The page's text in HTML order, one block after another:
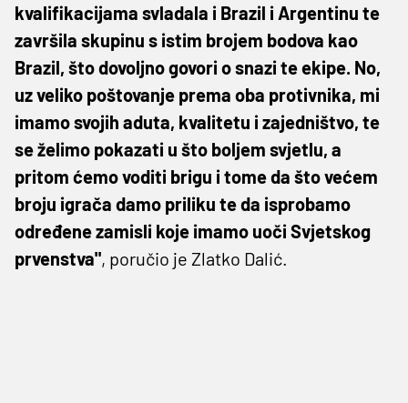
kvalifikacijama svladala i Brazil i Argentinu te
završila skupinu s istim brojem bodova kao
Brazil, što dovoljno govori o snazi te ekipe. No,
uz veliko poštovanje prema oba protivnika, mi
imamo svojih aduta, kvalitetu i zajedništvo, te
se želimo pokazati u što boljem svjetlu, a
pritom ćemo voditi brigu i tome da što većem
broju igrača damo priliku te da isprobamo
određene zamisli koje imamo uoči Svjetskog
prvenstva", poručio je Zlatko Dalić.